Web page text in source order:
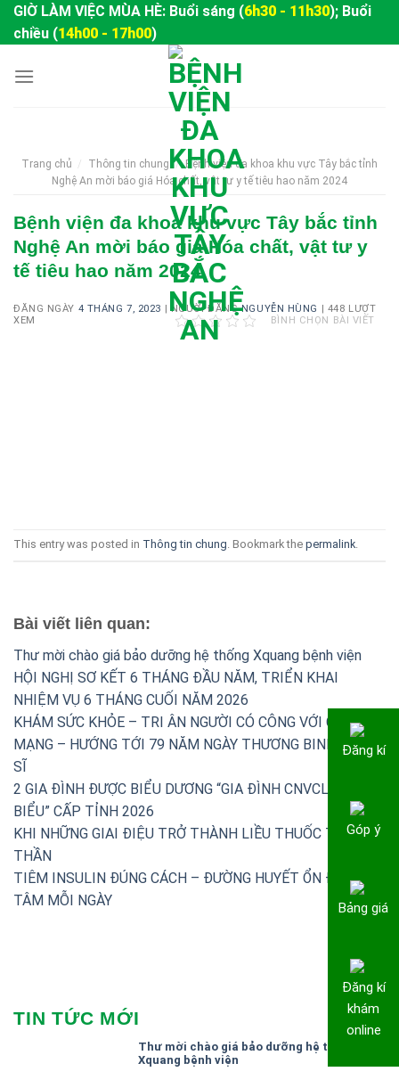
SkipGIỜ LÀM VIỆC MÙA HÈ: Buổi sáng (6h30 - 11h30); Buổi
chiều (14h00 - 17h00)
Trang chủ / Thông tin chung / Bệnh viện đa khoa khu vực Tây bắc tỉnh
Nghệ An mời báo giá Hóa chất, vật tư y tế tiêu hao năm 2024
Bệnh viện đa khoa khu vực Tây bắc tỉnh
Nghệ An mời báo giá Hóa chất, vật tư y
tế tiêu hao năm 2024
ĐĂNG NGÀY 4 THÁNG 7, 2023 | NGƯỜI ĐĂNGNGUYỄN HÙNG | 448 LƯỢT
XEM
BÌNH CHỌN BÀI VIẾT
This entry was posted in Thông tin chung. Bookmark the permalink.
Bài viết liên quan:
Thư mời chào giá bảo dưỡng hệ thống Xquang bệnh viện
HỘI NGHỊ SƠ KẾT 6 THÁNG ĐẦU NĂM, TRIỂN KHAI
NHIỆM VỤ 6 THÁNG CUỐI NĂM 2026
KHÁM SỨC KHỎE – TRI ÂN NGƯỜI CÓ CÔNG VỚI CÁCH
MẠNG – HƯỚNG TỚI 79 NĂM NGÀY THƯƠNG BINH – LIỆT
SĨ
2 GIA ĐÌNH ĐƯỢC BIỂU DƯƠNG “GIA ĐÌNH CNVCLĐ TIÊU
BIỂU” CẤP TỈNH 2026
KHI NHỮNG GIAI ĐIỆU TRỞ THÀNH LIỀU THUỐC TINH
THẦN
TIÊM INSULIN ĐÚNG CÁCH – ĐƯỜNG HUYẾT ỔN ĐỊNH, AN
TÂM MỖI NGÀY
TIN TỨC MỚI
Thư mời chào giá bảo dưỡng hệ thống
Xquang bệnh viện
Đăng kí
Góp ý
Bảng giá
Đăng kí
khám
online